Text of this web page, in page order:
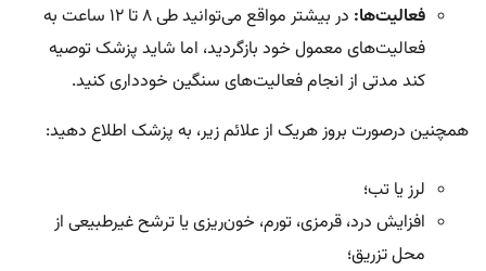
فعالیت‌ها:
در بیشتر مواقع می‌توانید طی ۸ تا ۱۲ ساعت به
فعالیت‌های معمول خود بازگردید، اما شاید پزشک توصیه
کند مدتی از انجام فعالیت‌های سنگین خودداری کنید.
همچنین درصورت بروز هریک از علائم زیر، به پزشک اطلاع دهید:
لرز یا تب؛
افزایش درد، قرمزی، تورم، خون‌ریزی یا ترشح غیرطبیعی از
محل تزریق؛